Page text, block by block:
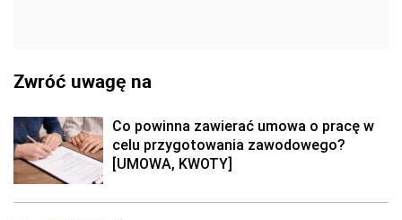
Zwróć uwagę na
Co powinna zawierać umowa o pracę w
celu przygotowania zawodowego?
[UMOWA, KWOTY]